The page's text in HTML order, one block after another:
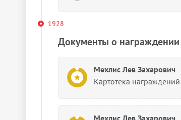
1928
Документы о награждении
Мехлис Лев Захарович
Картотека награждений
Мехлис Лев Захарович